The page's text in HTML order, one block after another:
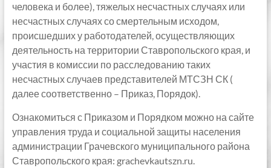
человека и более), тяжелых несчастных случаях или
несчастных случаях со смертельным исходом,
происшедших у работодателей, осуществляющих
деятельность на территории Ставропольского края, и
участия в комиссии по расследованию таких
несчастных случаев представителей МТСЗН СК (
далее соответственно – Приказ, Порядок).
Ознакомиться с Приказом и Порядком можно на сайте
управления труда и социальной защиты населения
администрации Грачевского муниципального района
Ставропольского края: grachevkautszn.ru.